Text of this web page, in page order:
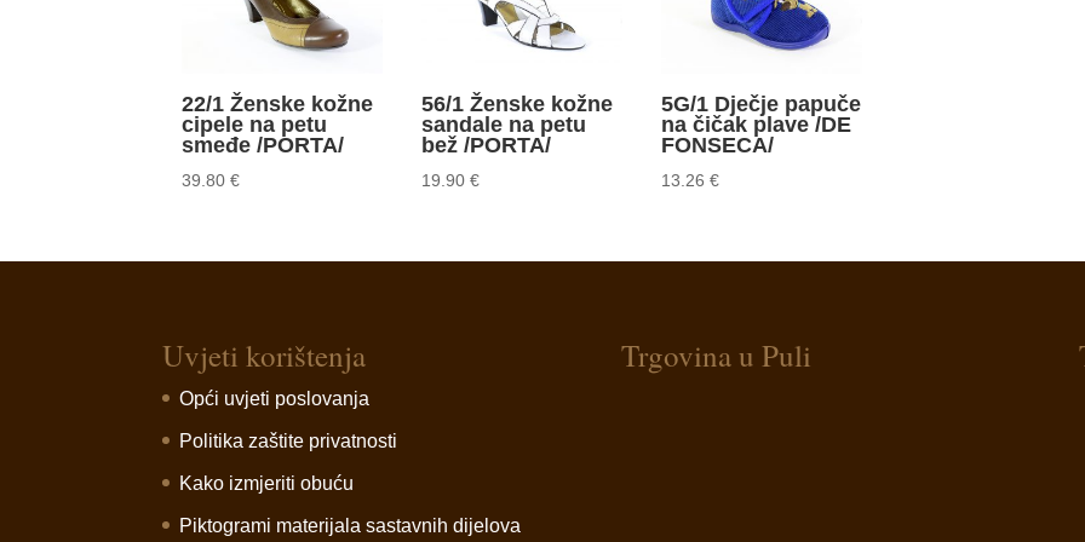
22/1 Ženske kožne
cipele na petu
smeđe /PORTA/
39.80€
56/1 Ženske kožne
sandale na petu
bež /PORTA/
19.90€
5G/1 Dječje papuče
na čičak plave /DE
FONSECA/
13.26€
Uvjeti korištenja
Opći uvjeti poslovanja
Politika zaštite privatnosti
Kako izmjeriti obuću
Piktogrami materijala sastavnih dijelova
Trgovina u Puli